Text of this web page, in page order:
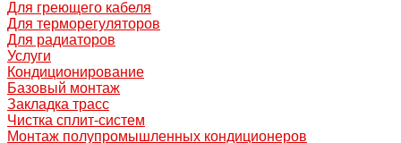
Для греющего кабеля
Для терморегуляторов
Для радиаторов
Услуги
Кондиционирование
Базовый монтаж
Закладка трасс
Чистка сплит-систем
Монтаж полупромышленных кондиционеров